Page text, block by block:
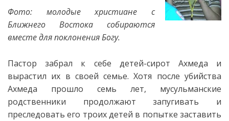
Фото: молодые христиане с
Ближнего Востока собираются
вместе для поклонения Богу.
Пастор забрал к себе детей-сирот Ахмеда и
вырастил их в своей семье. Хотя после убийства
Ахмеда прошло семь лет, мусульманские
родственники продолжают запугивать и
преследовать его троих детей в попытке заставить